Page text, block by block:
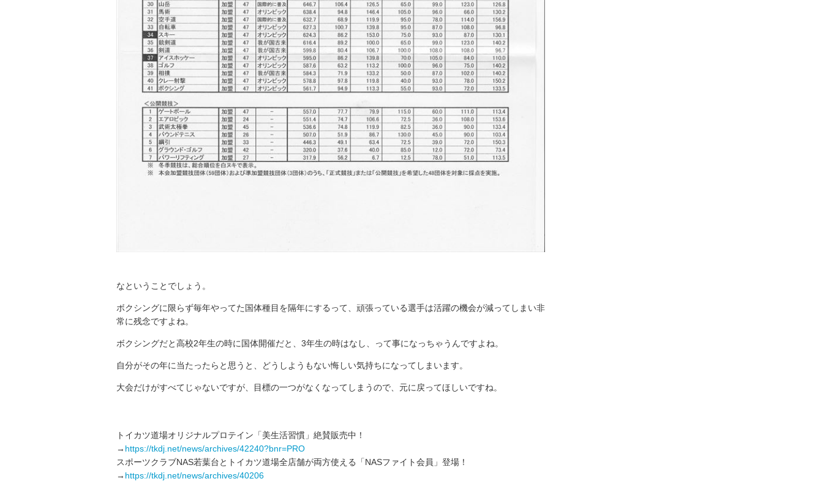
なということでしょう。
ボクシングに限らず毎年やってた国体種目を隔年にするって、頑張っている選手は活躍の機会が減ってしまい非
常に残念ですよね。
ボクシングだと高校2年生の時に国体開催だと、3年生の時はなし、って事になっちゃうんですよね。
自分がその年に当たったらと思うと、どうしようもない悔しい気持ちになってしまいます。
大会だけがすべてじゃないですが、目標の一つがなくなってしまうので、元に戻ってほしいですね。
トイカツ道場オリジナルプロテイン「美生活習慣」絶賛販売中！
→ https://tkdj.net/news/archives/42240?bnr=PRO
スポーツクラブNAS若葉台とトイカツ道場全店舗が両方使える「NASファイト会員」登場！
→ https://tkdj.net/news/archives/40206